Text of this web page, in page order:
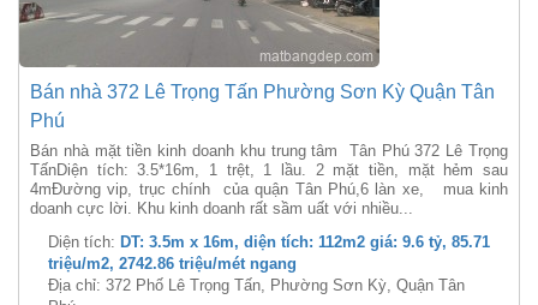
Bán nhà 372 Lê Trọng Tấn Phường Sơn Kỳ Quận Tân
Phú
Bán nhà mặt tiền kinh doanh khu trung tâm Tân Phú 372 Lê Trọng
TấnDiện tích: 3.5*16m, 1 trệt, 1 lầu. 2 mặt tiền, mặt hẻm sau
4mĐường vip, trục chính của quận Tân Phú,6 làn xe, mua kinh
doanh cực lời. Khu kinh doanh rất sầm uất với nhiều...
Diện tích: DT: 3.5m x 16m, diện tích: 112m2 giá: 9.6 tỷ, 85.71
triệu/m2, 2742.86 triệu/mét ngang
Địa chỉ: 372 Phố Lê Trọng Tấn, Phường Sơn Kỳ, Quận Tân